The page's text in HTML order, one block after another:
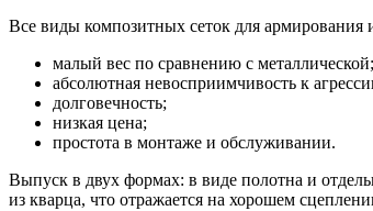
Все виды композитных сеток для армирования
малый вес по сравнению с металлической;
абсолютная невосприимчивость к
долговечность;
низкая цена;
простота в монтаже и обслуживании.
Выпуск в двух формах: в виде полотна и
из кварца, что отражается на хорошем